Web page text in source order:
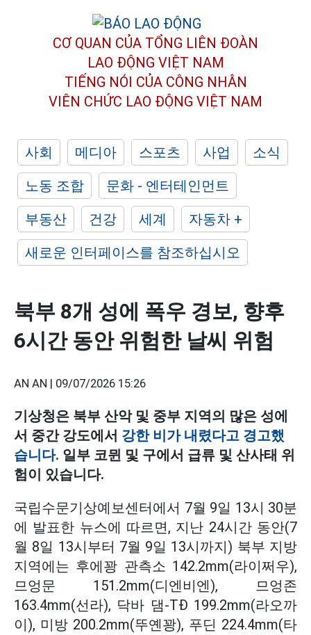
CƠ QUAN CỦA TỔNG LIÊN ĐOÀN
LAO ĐỘNG VIỆT NAM
TIẾNG NÓI CỦA CÔNG NHÂN
VIÊN CHỨC LAO ĐỘNG VIỆT NAM
사회 메디아 스포츠 사업
소식
노동 조합
문화 - 엔터테인먼트
부동산
건강 세계
자동차 +
새로운 인터페이스를 참조하십시오
북부 8개 성에 폭우 경보, 향후
6시간 동안 위험한 날씨 위험
AN AN | 09/07/2026 15:26
기상청은 북부 산악 및 중부 지역의 많은 성에
서 중간 강도에서 강한 비가 내렸다고 경고했
습니다. 일부 코뮌 및 구에서 급류 및 산사태 위
험이 있습니다.
국립수문기상예보센터에서 7월 9일 13시 30분
에 발표한 뉴스에 따르면, 지난 24시간 동안(7
월 8일 13시부터 7월 9일 13시까지) 북부 지방
지역에는 후에꽝 관측소 142.2mm(라이쩌우),
므엉문 151.2mm(디엔비엔), 므엉존
163.4mm(선라), 닥바 댐-TĐ 199.2mm(라오까
이), 미방 200.2mm(뚜옌꽝), 푸딘 224.4mm(타